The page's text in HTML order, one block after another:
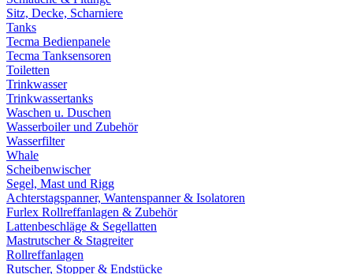
Sitz, Decke, Scharniere
Tanks
Tecma Bedienpanele
Tecma Tanksensoren
Toiletten
Trinkwasser
Trinkwassertanks
Waschen u. Duschen
Wasserboiler und Zubehör
Wasserfilter
Whale
Scheibenwischer
Segel, Mast und Rigg
Achterstagspanner, Wantenspanner & Isolatoren
Furlex Rollreffanlagen & Zubehör
Lattenbeschläge & Segellatten
Mastrutscher & Stagreiter
Rollreffanlagen
Rutscher, Stopper & Endstücke